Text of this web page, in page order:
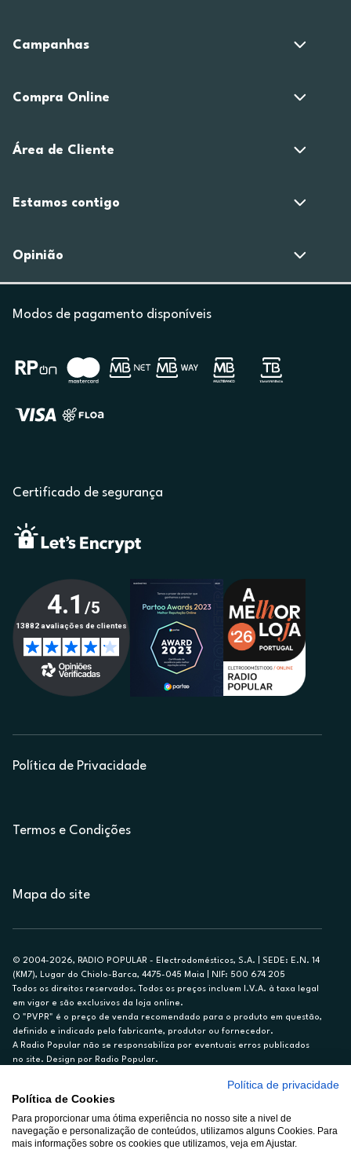
Campanhas
Compra Online
Área de Cliente
Estamos contigo
Opinião
Modos de pagamento disponíveis
Certificado de segurança
Política de Privacidade
Termos e Condições
Mapa do site
© 2004-2026, RADIO POPULAR - Electrodomésticos, S.A. | SEDE: E.N. 14
(KM7), Lugar do Chiolo-Barca, 4475-045 Maia | NIF: 500 674 205
Todos os direitos reservados. Todos os preços incluem I.V.A. à taxa legal
em vigor e são exclusivos da loja online.
O "PVPR" é o preço de venda recomendado para o produto em questão,
definido e indicado pelo fabricante, produtor ou fornecedor.
A Radio Popular não se responsabiliza por eventuais erros publicados
no site. Design por Radio Popular.
Ex. para limite de crédito de €1.500, reembolsado em 12 meses, TAN
14,79%.
Crédito sujeito a aprovação pelo Cetelem, marca BNP Paribas Personal
Finance, S.A., Sucursal em Portugal. Informe-se no 21 721 90 00 (dias
Política de privacidade
Política de Cookies
Para proporcionar uma ótima experiência no nosso site a nivel de
navegação e personalização de conteúdos, utilizamos alguns Cookies. Para
mais informações sobre os cookies que utilizamos, veja em Ajustar.